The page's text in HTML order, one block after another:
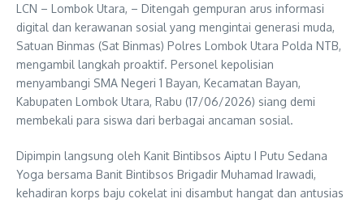
LCN – Lombok Utara, – Ditengah gempuran arus informasi
digital dan kerawanan sosial yang mengintai generasi muda,
Satuan Binmas (Sat Binmas) Polres Lombok Utara Polda NTB,
mengambil langkah proaktif. Personel kepolisian
menyambangi SMA Negeri 1 Bayan, Kecamatan Bayan,
Kabupaten Lombok Utara, Rabu (17/06/2026) siang demi
membekali para siswa dari berbagai ancaman sosial.
Dipimpin langsung oleh Kanit Bintibsos Aiptu I Putu Sedana
Yoga bersama Banit Bintibsos Brigadir Muhamad Irawadi,
kehadiran korps baju cokelat ini disambut hangat dan antusias